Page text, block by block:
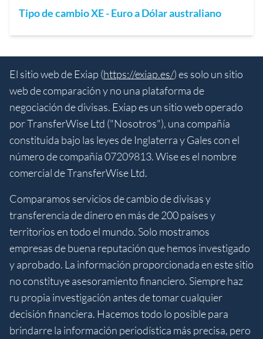
Tipo de cambio XE - Euro a Dólar australiano
El sitio web de Exiap (https://exiap.es/) es solo un sitio
web de comparación y no una plataforma de
negociación de divisas. Exiap es un sitio web operado
por TransferWise Ltd ("Nosotros"), una compañía
constituida bajo las leyes de Inglaterra y Gales con el
número de compañía 07209813. Wise es el nombre
comercial de TransferWise Ltd.
Comparamos servicios de cambio de divisas y
transferencia de dinero en más de 200 países y
territorios en todo el mundo. Solo mostramos
empresas de buena reputación que hemos investigado
y aprobado. La información proporcionada en este sitio
no constituye asesoramiento financiero. Siempre haz
ru propia investigación antes de tomar cualquier
decisión financiera. Hacemos todo lo posible para
brindarre la información periodística más precisa, pero